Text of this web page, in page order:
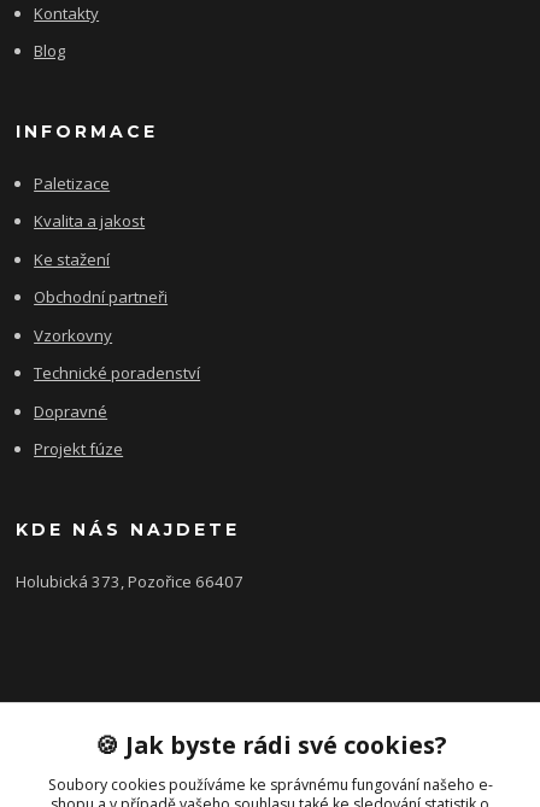
Kontakty
Blog
INFORMACE
Paletizace
Kvalita a jakost
Ke stažení
Obchodní partneři
Vzorkovny
Technické poradenství
Dopravné
Projekt fúze
KDE NÁS NAJDETE
Holubická 373, Pozořice 66407
KONTAKTY
Zákaznická podpora FEROBET s.r.o.
+420 602 516 225
🍪 Jak byste rádi své cookies?
Soubory cookies používáme ke správnému fungování našeho e-